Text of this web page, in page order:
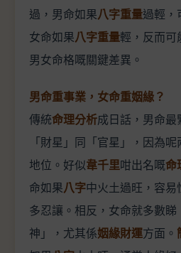
過，男命如果八字重量過輕，
女命如果八字重量輕，反而可
男女命格嘅關鍵差異。
男命重事業，女命重姻緣？
傳統命理分析成日話，男命最
「財星」同「官星」，因為
地位。好似韋千里咁出名嘅命
命如果八字中火土過旺，容
多忍讓。相反，女命就多數
神」，尤其係姻緣財運方面。